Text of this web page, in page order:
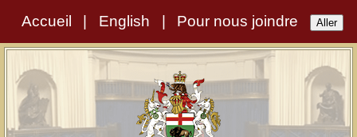
Accueil English Pour nous joindre